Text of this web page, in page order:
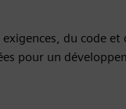
du code
pour un